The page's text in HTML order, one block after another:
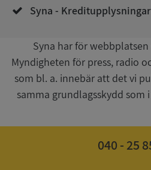
Syna -
Syna har för
Myndigheten för press, radio
som bl. a. innebär att det vi
samma grundlagsskydd som
040 - 25
ASP.NET_SessionId